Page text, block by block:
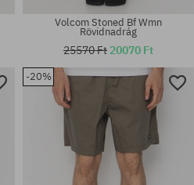
Elérhető méretek:
30; 32
Volcom Stoned Bf Wmn
Rövidnadrág
25570 Ft 20070 Ft
-20%